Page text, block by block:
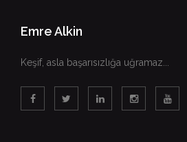
Emre Alkin
Keşif, asla başarısızlığa uğramaz...